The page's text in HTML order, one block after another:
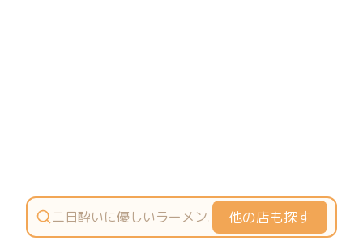
他の店も探す